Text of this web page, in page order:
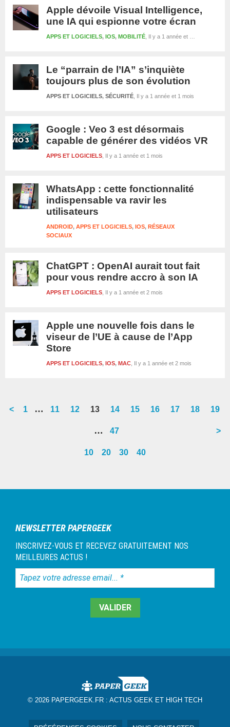
Apple dévoile Visual Intelligence,
une IA qui espionne votre écran
Il y a 1 année et 1 mois
APPS ET LOGICIELS, IOS, MOBILITÉ
Le “parrain de l’IA” s’inquiète
toujours plus de son évolution
Il y a 1 année et 1 mois
APPS ET LOGICIELS, SÉCURITÉ
Google : Veo 3 est désormais
capable de générer des vidéos VR
Il y a 1 année et 1 mois
APPS ET LOGICIELS
WhatsApp : cette fonctionnalité
indispensable va ravir les
utilisateurs
ANDROID, APPS ET LOGICIELS, IOS, RÉSEAUX
SOCIAUX
ChatGPT : OpenAI aurait tout fait
pour vous rendre accro à son IA
Il y a 1 année et 2 mois
APPS ET LOGICIELS
Apple une nouvelle fois dans le
viseur de l’UE à cause de l’App
Store
Il y a 1 année et 2 mois
APPS ET LOGICIELS, IOS, MAC
<
Go
1
Interim
…
Go
11
Go
12
Go
page
13
Go
page
14
Go
15
Go
16
Go
17
Go
18
Go
page
19
Interim
omitted
…
Go
page
47 >
10 20 30 40
latérale
NEWSLETTER PAPERGEEK
INSCRIVEZ-VOUS ET RECEVEZ GRATUITEMENT NOS
MEILLEURES ACTUS !
Tapez
votre
© 2026 PAPERGEEK.FR : ACTUS GEEK ET HIGH TECH